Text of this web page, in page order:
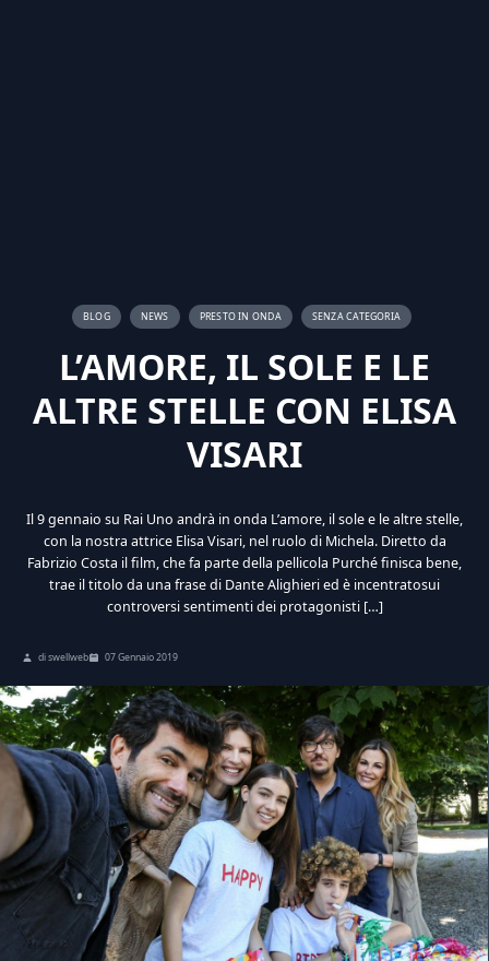
BLOG NEWS PRESTO IN ONDA SENZA CATEGORIA
L’AMORE, IL SOLE E LE
ALTRE STELLE CON ELISA
VISARI
Il 9 gennaio su Rai Uno andrà in onda L’amore, il sole e le altre stelle,
con la nostra attrice Elisa Visari, nel ruolo di Michela. Diretto da
Fabrizio Costa il film, che fa parte della pellicola Purché finisca bene,
trae il titolo da una frase di Dante Alighieri ed è incentratosui
controversi sentimenti dei protagonisti […]
di swellweb 07 Gennaio 2019